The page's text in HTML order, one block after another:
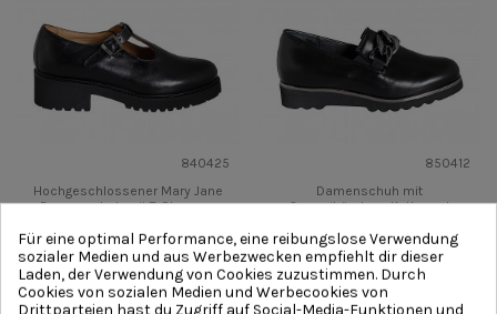
840425
Hochgeschlossener Mary Jane
Damenschuh mit T-Steg aus
168,00 €
Mehr Vorschau
850412
Damenschuh mit
Gummibändern, Kette und
aus schwarzem Leder...
177,00 €
Mehr
Vorschau
Für eine optimal Performance, eine reibungslose Verwendung
sozialer Medien und aus Werbezwecken empfiehlt dir dieser
Laden, der Verwendung von Cookies zuzustimmen. Durch
Cookies von sozialen Medien und Werbecookies von
Drittparteien hast du Zugriff auf Social-Media-Funktionen und